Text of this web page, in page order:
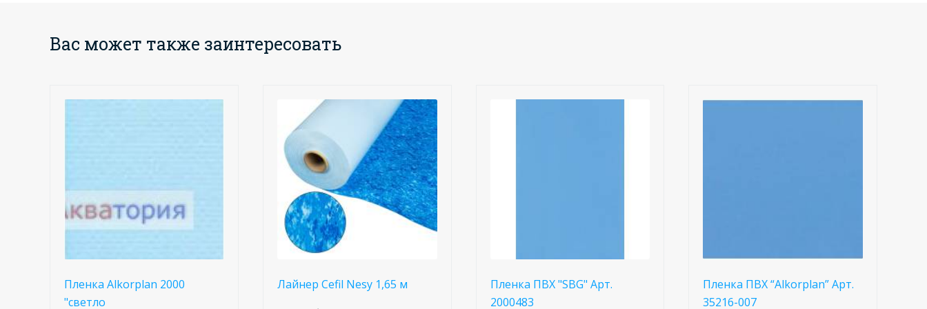
Вас может также заинтересовать
Пленка Alkorplan 2000
"светло
Лайнер Cefil Nesy 1,65 м
Пленка ПВХ "SBG" Арт.
2000483
Пленка ПВХ “Alkorplan” Арт.
35216-007